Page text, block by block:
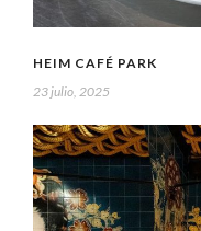
HEIM CAFÉ PARK
23 julio, 2025